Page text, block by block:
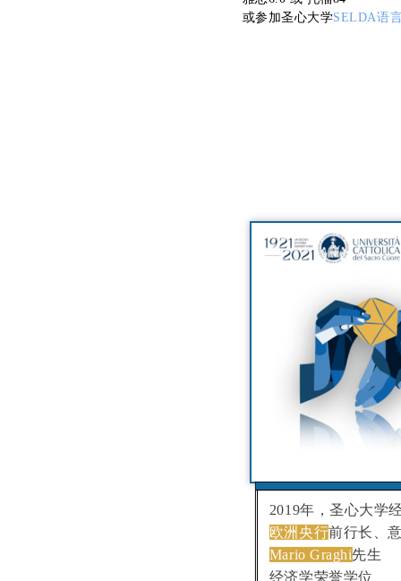
或参加圣心大学SELDA语
2019年，圣心大学
欧洲央行前行长、
Mario Graghi先生
经济学荣誉学位